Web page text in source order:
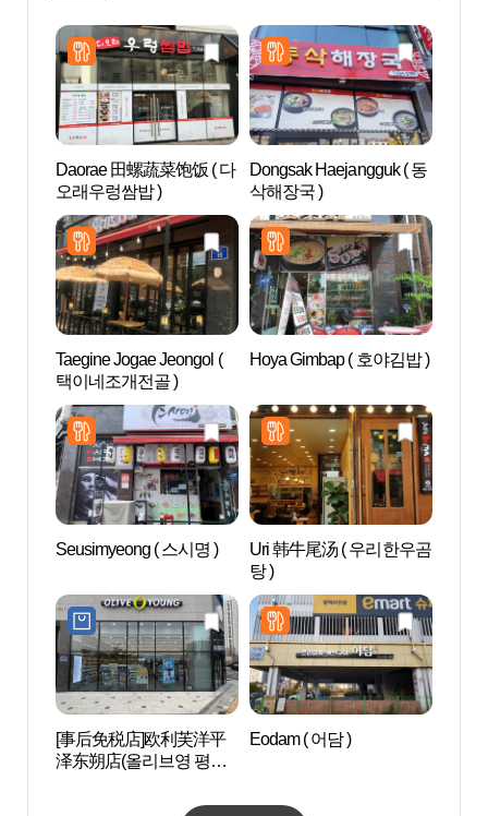
Daorae 田螺蔬菜饱饭 ( 다
오래우렁쌈밥 )
Dongsak Haejangguk ( 동
삭해장국 )
Taegine Jogae Jeongol (
택이네조개전골 )
Hoya Gimbap ( 호야김밥 )
Seusimyeong ( 스시명 )
Uri 韩牛尾汤 ( 우리한우곰
탕 )
[事后免税店]欧利芙洋平
泽东朔店(올리브영 평택
Eodam ( 어담 )